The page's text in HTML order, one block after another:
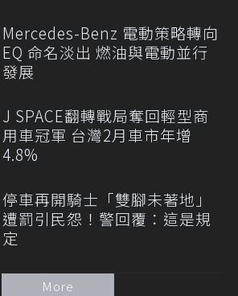
Mercedes-Benz 電動策略轉向
EQ 命名淡出 燃油與電動並行
發展
J SPACE翻轉戰局奪回輕型商
用車冠軍 台灣2月車市年增
4.8%
停車再開騎士「雙腳未著地」
遭罰引民怨！警回覆：這是規
定
More